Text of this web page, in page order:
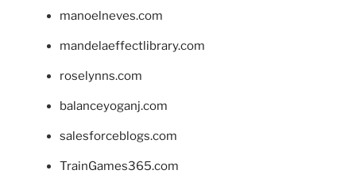
manoelneves.com
mandelaeffectlibrary.com
roselynns.com
balanceyoganj.com
salesforceblogs.com
TrainGames365.com